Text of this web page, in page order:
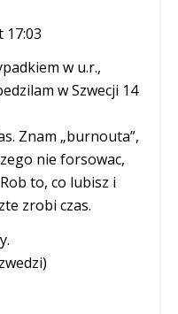
17:03
w u.r.,
w Szwecji 14
Znam „burnouta”,
nie forsowac,
to, co lubisz i
zrobi czas.